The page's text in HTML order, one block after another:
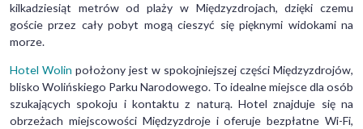
kilkadziesiąt metrów od plaży w Międzyzdrojach, dzięki czemu
goście przez cały pobyt mogą cieszyć się pięknymi widokami na
morze.
Hotel Wolin położony jest w spokojniejszej części Międzyzdrojów,
blisko Wolińskiego Parku Narodowego. To idealne miejsce dla osób
szukających spokoju i kontaktu z naturą. Hotel znajduje się na
obrzeżach miejscowości Międzyzdroje i oferuje bezpłatne Wi-Fi,